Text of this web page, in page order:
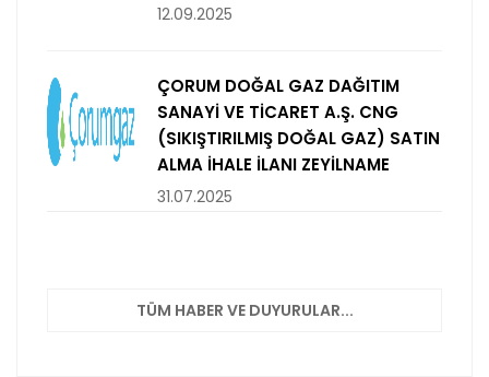
12.09.2025
ÇORUM DOĞAL GAZ DAĞITIM
SANAYİ VE TİCARET A.Ş. CNG
(SIKIŞTIRILMIŞ DOĞAL GAZ) SATIN
ALMA İHALE İLANI ZEYİLNAME
31.07.2025
TÜM HABER VE DUYURULAR...